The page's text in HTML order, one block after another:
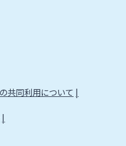
共同利用について